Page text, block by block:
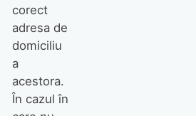
corect
adresa de
domiciliu
a
acestora.
În cazul în